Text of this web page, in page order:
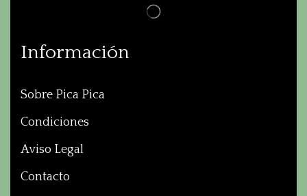
Información
Sobre Pica Pica
Condiciones
Aviso Legal
Contacto